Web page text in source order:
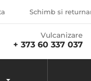
Schimb si
Vulcanizare
+ 373 60 337 037